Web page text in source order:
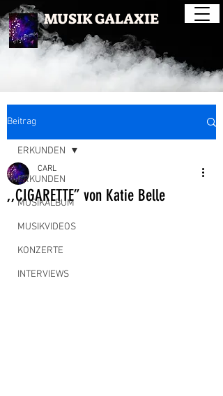
MUSIK GALAXIE
Beitrag
ERKUNDEN
MUSIKALBUM
MUSIKVIDEOS
KONZERTE
INTERVIEWS
ERKUNDEN
,,CIGARETTE” von Katie Belle
CARL